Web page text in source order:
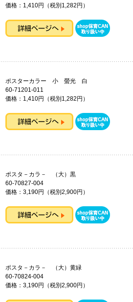
価格：1,410円（税別1,282円）
ポスターカラー 小 螢光 白
60-71201-011
価格：1,410円（税別1,282円）
ポスタ－カラ－ （大）黒
60-70827-004
価格：3,190円（税別2,900円）
ポスタ－カラ－ （大）黄緑
60-70824-004
価格：3,190円（税別2,900円）